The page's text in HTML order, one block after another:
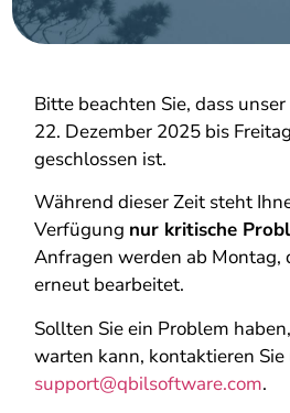
Bitte beachten Sie, dass
22. Dezember 2025 bis
geschlossen ist.
Während dieser Zeit steht
Verfügung nur kritische
Anfragen werden ab Montag,
erneut bearbeitet.
Sollten Sie ein Problem
warten kann, kontaktieren
support@qbilsoftware.com.